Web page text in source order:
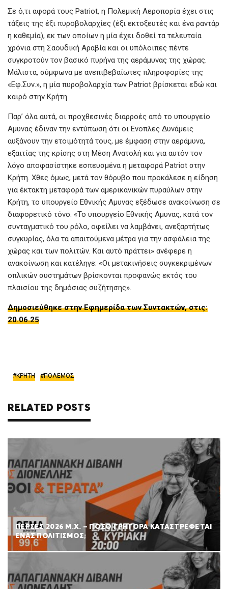
Σε ό,τι αφορά τους Patriot, η Πολεμική Αεροπορία έχει στις
τάξεις της έξι πυροβολαρχίες (έξι εκτοξευτές και ένα ραντάρ
η καθεμία), εκ των οποίων η μία έχει δοθεί τα τελευταία
χρόνια στη Σαουδική Αραβία και οι υπόλοιπες πέντε
συγκροτούν τον βασικό πυρήνα της αεράμυνας της χώρας.
Μάλιστα, σύμφωνα με ανεπιβεβαίωτες πληροφορίες της
«Εφ.Συν.», η μία πυροβολαρχία των Patriot βρίσκεται εδώ και
καιρό στην Κρήτη.
Παρ’ όλα αυτά, οι προχθεσινές διαρροές από το υπουργείο
Αμυνας έδιναν την εντύπωση ότι οι Ενοπλες Δυνάμεις
αυξάνουν την ετοιμότητά τους, με έμφαση στην αεράμυνα,
εξαιτίας της κρίσης στη Μέση Ανατολή και για αυτόν τον
λόγο αποφασίστηκε εσπευσμένα η μεταφορά Patriot στην
Κρήτη. Χθες όμως, μετά τον θόρυβο που προκάλεσε η είδηση
για έκτακτη μεταφορά των αμερικανικών πυραύλων στην
Κρήτη, το υπουργείο Εθνικής Αμυνας εξέδωσε ανακοίνωση σε
διαφορετικό τόνο. «Το υπουργείο Εθνικής Αμυνας, κατά τον
συνταγματικό του ρόλο, οφείλει να λαμβάνει, ανεξαρτήτως
συγκυρίας, όλα τα απαιτούμενα μέτρα για την ασφάλεια της
χώρας και των πολιτών. Και αυτό πράττει» ανέφερε η
ανακοίνωση και κατέληγε: «Οι μετακινήσεις συγκεκριμένων
οπλικών συστημάτων βρίσκονται προφανώς εκτός του
πλαισίου της δημόσιας συζήτησης».
Δημοσιεύθηκε στην Εφημερίδα των Συντακτών, στις:
20.06.25
ΚΡΗΤΗ ΠΟΛΕΜΟΣ
RELATED POSTS
ΠΕΡΣΕΣ 2026 Μ.Χ. – ΠΟΣΟ ΓΡΗΓΟΡΑ ΚΑΤΑΣΤΡΕΦΕΤΑΙ
ΕΝΑΣ ΠΟΛΙΤΙΣΜΟΣ;